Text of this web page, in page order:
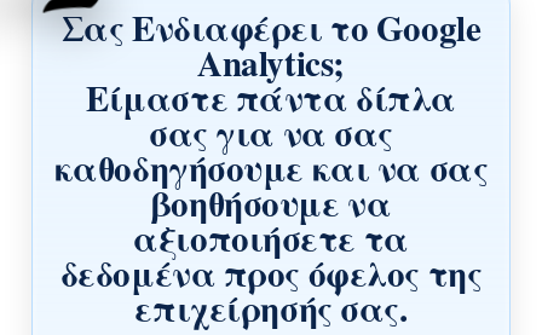
Σας Ενδιαφέρει το Google
Analytics;
Είμαστε πάντα δίπλα
σας για να σας
καθοδηγήσουμε και να σας
βοηθήσουμε να
αξιοποιήσετε τα
δεδομένα προς όφελος της
επιχείρησής σας.